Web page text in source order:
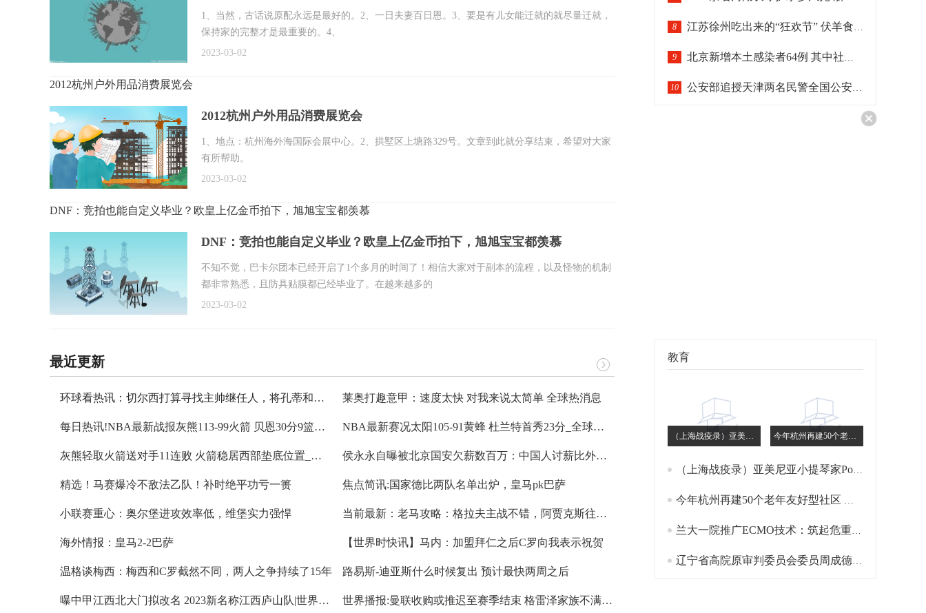
1、当然，古话说原配永远是最好的。2、一日夫妻百日恩。3、要是有儿女能迁就的就尽量迁就，
保持家的完整才是最重要的。4、
2023-03-02
2012杭州户外用品消费展览会
2012杭州户外用品消费展览会
1、地点：杭州海外海国际会展中心。2、拱墅区上塘路329号。文章到此就分享结束，希望对大家
有所帮助。
2023-03-02
DNF：竞拍也能自定义毕业？欧皇上亿金币拍下，旭旭宝宝都羡慕
DNF：竞拍也能自定义毕业？欧皇上亿金币拍下，旭旭宝宝都羡慕
不知不觉，巴卡尔团本已经开启了1个多月的时间了！相信大家对于副本的流程，以及怪物的机制
都非常熟悉，且防具贴膜都已经毕业了。在越来越多的
2023-03-02
最近更新
环球看热讯：切尔西打算寻找主帅继任人，将孔蒂和海鸥主帅视为目标 莱奥打趣意甲：速度太快 对我来说太简单 全球热消息
每日热讯!NBA最新战报灰熊113-99火箭 贝恩30分9篮板6助攻 莫兰特20分7篮板7助攻 NBA最新赛况太阳105-91黄蜂 杜兰特首秀23分_全球球精选
灰熊轻取火箭送对手11连败 火箭稳居西部垫底位置_世界速看 侯永永自曝被北京国安欠薪数百万：中国人讨薪比外援难
精选！马赛爆冷不敌法乙队！补时绝平功亏一篑 焦点简讯:国家德比两队名单出炉，皇马pk巴萨
小联赛重心：奥尔堡进攻效率低，维堡实力强悍 当前最新：老马攻略：格拉夫主战不错，阿贾克斯往绩占优
海外情报：皇马2-2巴萨 【世界时快讯】马内：加盟拜仁之后C罗向我表示祝贺
温格谈梅西：梅西和C罗截然不同，两人之争持续了15年 路易斯-迪亚斯什么时候复出 预计最快两周之后
曝中甲江西北大门拟改名 2023新名称江西庐山队|世界热文 世界播报:曼联收购或推迟至赛季结束 格雷泽家族不满45亿英镑报价
8 江苏徐州吃出来的“狂欢节” 伏羊食俗晋级“国家队”
9 北京新增本土感染者64例 其中社会面筛查2例
10 公安部追授天津两名民警全国公安系统二级英雄模范
教育
（上海战疫录）亚美尼亚小提琴家Poghosyan：我是长了外国脸的上海人 今年杭州再建50个老年友好型社区 提升服务便利可及性
（上海战疫录）亚美尼亚小提琴家Poghosyan：我是长了外国脸的上海人
今年杭州再建50个老年友好型社区 提升服务便利可及性
兰大一院推广ECMO技术：筑起危重症患者生命防线
辽宁省高院原审判委员会委员周成德被“双开”